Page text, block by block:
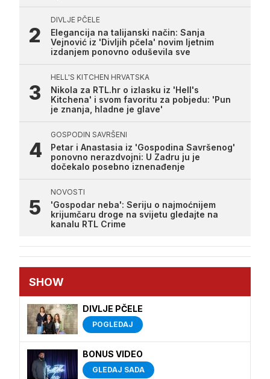
DIVLJE PČELE
Elegancija na talijanski način: Sanja
Vejnović iz 'Divljih pčela' novim ljetnim
izdanjem ponovno oduševila sve
HELL'S KITCHEN HRVATSKA
Nikola za RTL.hr o izlasku iz 'Hell's
Kitchena' i svom favoritu za pobjedu: 'Pun
je znanja, hladne je glave'
GOSPODIN SAVRŠENI
Petar i Anastasia iz 'Gospodina Savršenog'
ponovno nerazdvojni: U Zadru ju je
dočekalo posebno iznenađenje
NOVOSTI
'Gospodar neba': Seriju o najmoćnijem
krijumčaru droge na svijetu gledajte na
kanalu RTL Crime
SHOW
DIVLJE PČELE
POGLEDAJ
BONUS VIDEO
GLEDAJ SADA